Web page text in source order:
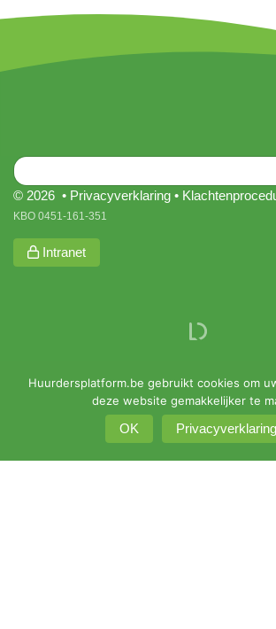
© 2026 • Privacyverklaring •
KBO 0451-161-351
Intranet
Huurdersplatform.be gebruikt cookies om
deze website gemakkelijker te
OK Privacyverklaring